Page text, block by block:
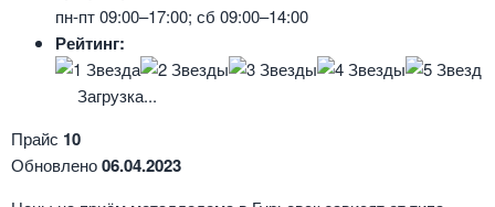
пн-пт 09:00–17:00; сб 09:00–14:00
Рейтинг:
Загрузка...
Прайс 10
Обновлено06.04.2023